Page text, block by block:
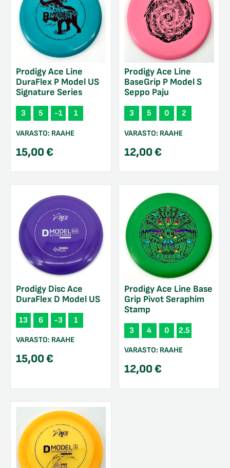
Prodigy Ace Line
DuraFlex P Model US
Signature Series
3 5 -1 1
VARASTO: RAAHE
15,00€
Prodigy Ace Line
BaseGrip P Model S
Seppo Paju
3 5 0 2
VARASTO: RAAHE
12,00€
Prodigy Disc Ace
DuraFlex D Model US
13 6 -3 1
VARASTO: RAAHE
15,00€
Prodigy Ace Line Base
Grip Pivot Seraphim
Stamp
3 4 0 2.5
VARASTO: RAAHE
12,00€